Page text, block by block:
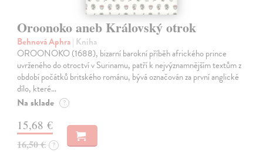
Oroonoko aneb Královský otrok
Behnová Aphra| Kniha
OROONOKO (1688), bizarní barokní příběh afrického prince
uvrženého do otroctví v Surinamu, patří k nejvýznamnějším textům z
období počátků britského románu, bývá označován za první anglické
dílo, které…
Na sklade ?
15,68 €
16,50 € ?